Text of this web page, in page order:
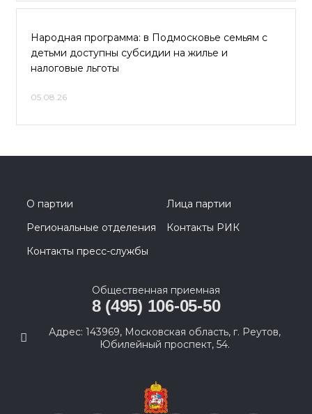
Народная программа: в Подмосковье семьям с
детьми доступны субсидии на жилье и
налоговые льготы
05.08.26
О партии
Лица партии
Региональные отделения
Контакты РИК
Контакты пресс-службы
Общественная приемная
8 (495) 106-05-50
Адрес: 143969, Московская область, г. Реутов,
Юбилейный проспект, 54.